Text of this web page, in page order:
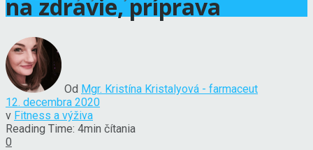
na zdravie, príprava
Od Mgr. Kristína Kristalyová - farmaceut
12. decembra 2020
v Fitness a výživa
Reading Time: 4min čítania
0